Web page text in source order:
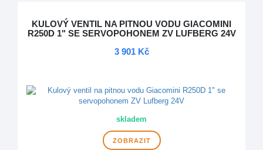
KULOVÝ VENTIL NA PITNOU VODU GIACOMINI
R250D 1" SE SERVOPOHONEM ZV LUFBERG 24V
3 901 Kč
skladem
ZOBRAZIT